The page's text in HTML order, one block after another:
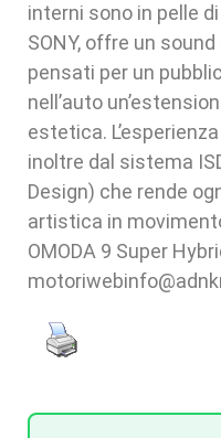
interni sono in pelle
SONY, offre un
pensati per un
nell’auto
estetica.
inoltre dal sistema
Design) che rende
artistica in
OMODA 9 Super